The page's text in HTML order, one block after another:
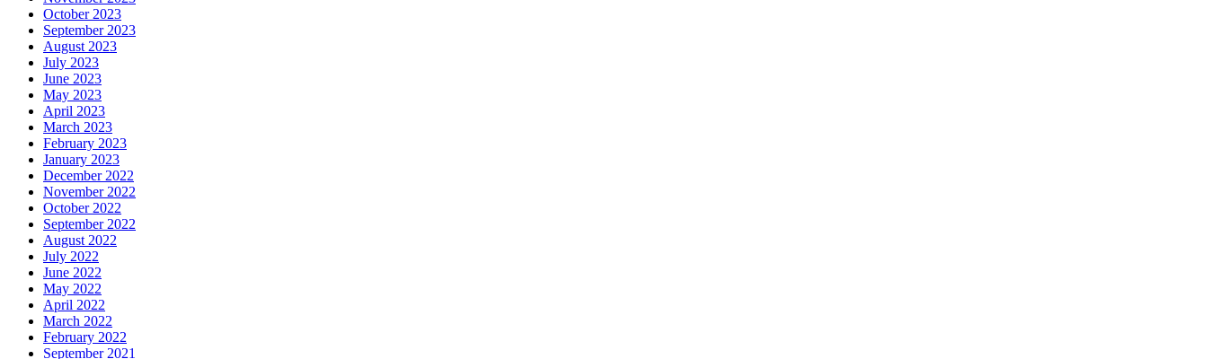
October 2023
September 2023
August 2023
July 2023
June 2023
May 2023
April 2023
March 2023
February 2023
January 2023
December 2022
November 2022
October 2022
September 2022
August 2022
July 2022
June 2022
May 2022
April 2022
March 2022
February 2022
September 2021